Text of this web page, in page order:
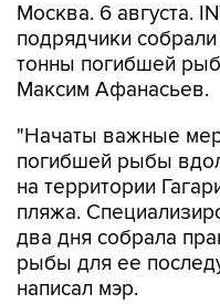
Москва. 6 августа.
подрядчики
тонны погибшей
Максим Афанасьев.
"Начаты важные
погибшей рыбы
на территории
пляжа.
два дня собрала
рыбы для ее
написал мэр.